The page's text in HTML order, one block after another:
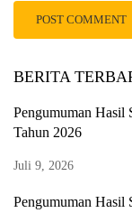
BERITA
Pengumuman Hasil
Tahun 2026
Juli 9, 2026
Pengumuman Hasil